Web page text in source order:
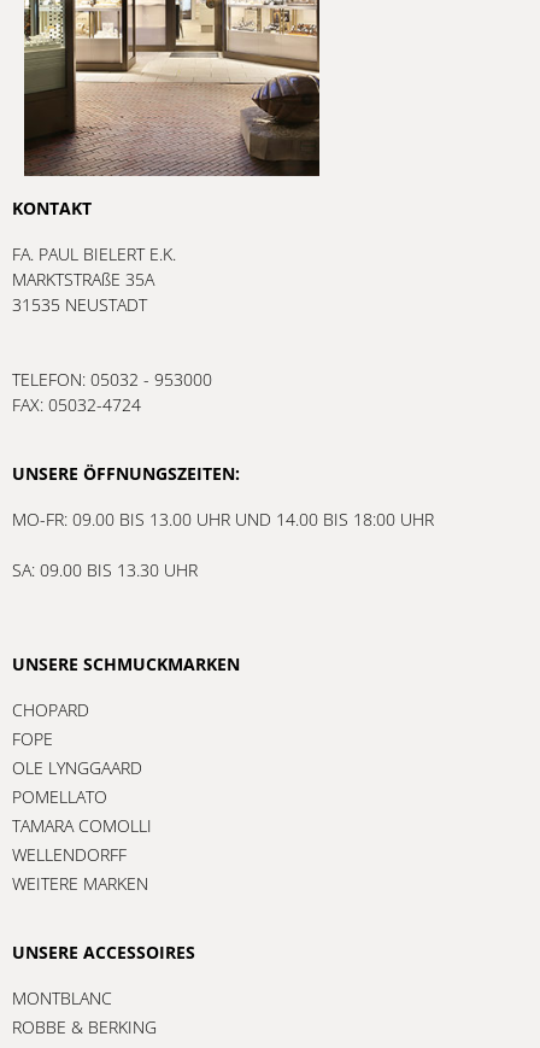
KONTAKT
FA. PAUL BIELERT E.K.
MARKTSTRAßE 35A
31535 NEUSTADT
TELEFON: 05032 - 953000
FAX: 05032-4724
UNSERE ÖFFNUNGSZEITEN:
MO-FR: 09.00 BIS 13.00 UHR UND 14.00 BIS 18:00 UHR
SA: 09.00 BIS 13.30 UHR
UNSERE SCHMUCKMARKEN
CHOPARD
FOPE
OLE LYNGGAARD
POMELLATO
TAMARA COMOLLI
WELLENDORFF
WEITERE MARKEN
UNSERE ACCESSOIRES
MONTBLANC
ROBBE & BERKING